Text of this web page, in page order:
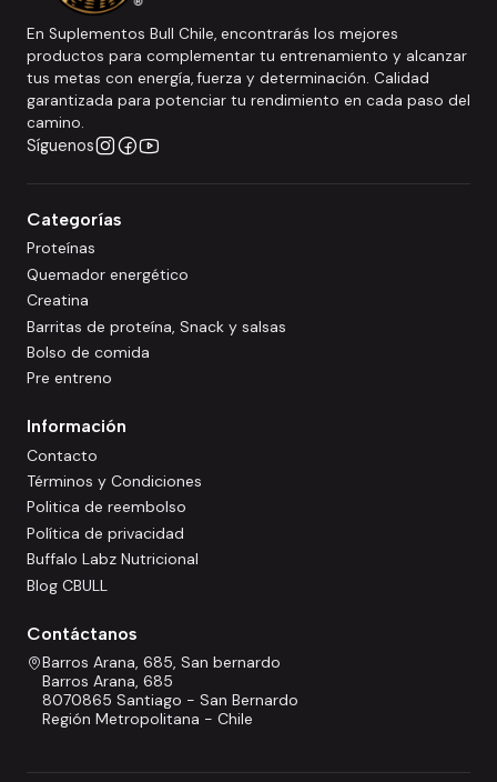
En Suplementos Bull Chile, encontrarás los mejores
productos para complementar tu entrenamiento y alcanzar
tus metas con energía, fuerza y determinación. Calidad
garantizada para potenciar tu rendimiento en cada paso del
camino.
Síguenos
Categorías
Proteínas
Quemador energético
Creatina
Barritas de proteína, Snack y salsas
Bolso de comida
Pre entreno
Información
Contacto
Términos y Condiciones
Politica de reembolso
Política de privacidad
Buffalo Labz Nutricional
Blog CBULL
Contáctanos
Barros Arana, 685, San bernardo
Barros Arana, 685
8070865 Santiago - San Bernardo
Región Metropolitana - Chile